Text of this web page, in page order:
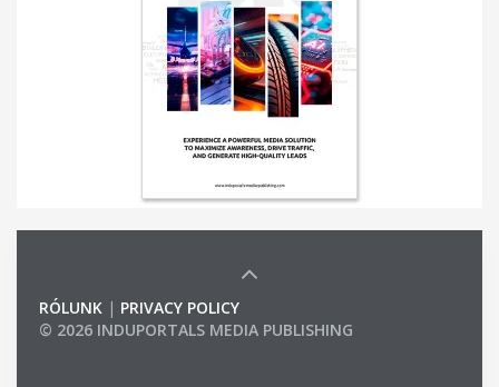
RÓLUNK | PRIVACY POLICY
© 2026 INDUPORTALS MEDIA PUBLISHING